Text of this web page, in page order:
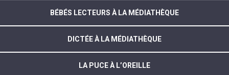
BÉBÉS LECTEURS À LA MÉDIATHÈQUE
DICTÉE À LA MÉDIATHÈQUE
LA PUCE À L’OREILLE